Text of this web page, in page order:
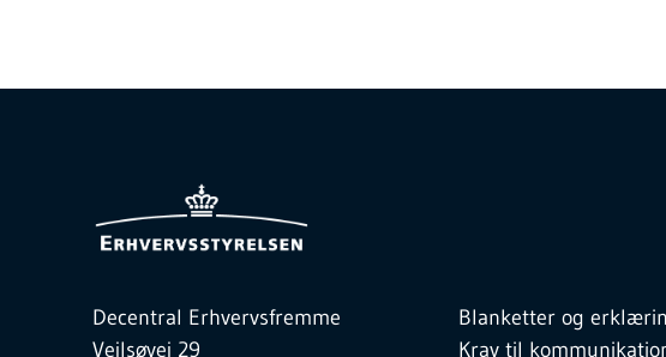
Decentral Erhvervsfremme
Vejlsøvej 29
Blanketter og
Krav til